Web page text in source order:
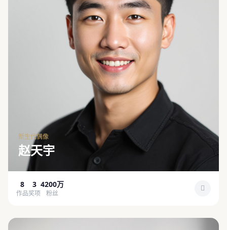
新生代偶像
赵天宇
8
作品
3
奖项
4200万
粉丝